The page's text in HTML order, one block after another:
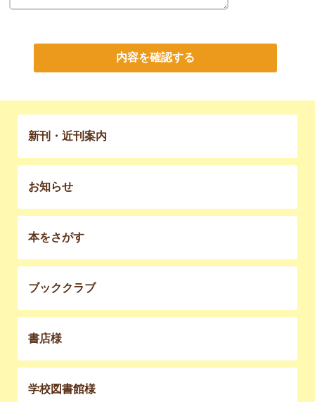
内容を確認する
新刊・近刊案内
お知らせ
本をさがす
ブッククラブ
書店様
学校図書館様